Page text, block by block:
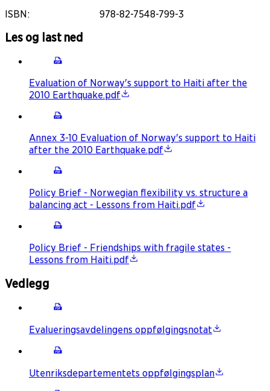
ISBN: 978-82-7548-799-3
Les og last ned
Evaluation of Norway's support to Haiti after the
2010 Earthquake.pdf
Annex 3-10 Evaluation of Norway's support to Haiti
after the 2010 Earthquake.pdf
Policy Brief - Norwegian flexibility vs. structure a
balancing act - Lessons from Haiti.pdf
Policy Brief - Friendships with fragile states -
Lessons from Haiti.pdf
Vedlegg
Evalueringsavdelingens oppfølgingsnotat
Utenriksdepartementets oppfølgingsplan